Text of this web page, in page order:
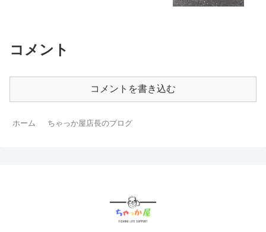
コメント
コメントを書き込む
ホーム ちゃっか屋店長のブログ